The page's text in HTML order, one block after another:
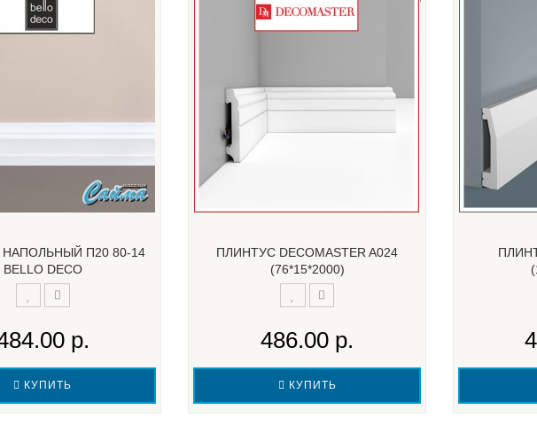
П20 80-14
BELLO DECO
р.
КУПИТЬ
ПЛИНТУС DECOMASTER A024
(76*15*2000)
486.00 р.
КУПИТЬ